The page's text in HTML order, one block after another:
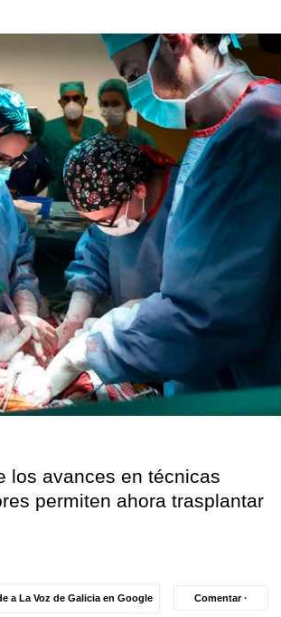
los avances en técnicas
permiten ahora trasplantar
a La Voz de Galicia en Google Comentar ·